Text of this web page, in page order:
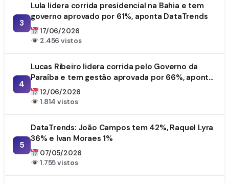
3
Lula lidera corrida presidencial na Bahia e tem
governo aprovado por 61%, aponta DataTrends
17/06/2026
2.456 vistos
4
Lucas Ribeiro lidera corrida pelo Governo da
Paraíba e tem gestão aprovada por 66%, aponta
DataTrends
12/06/2026
1.814 vistos
5
DataTrends: João Campos tem 42%, Raquel Lyra
36% e Ivan Moraes 1%
07/05/2026
1.755 vistos